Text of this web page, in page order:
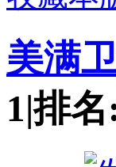
美满
1|排名